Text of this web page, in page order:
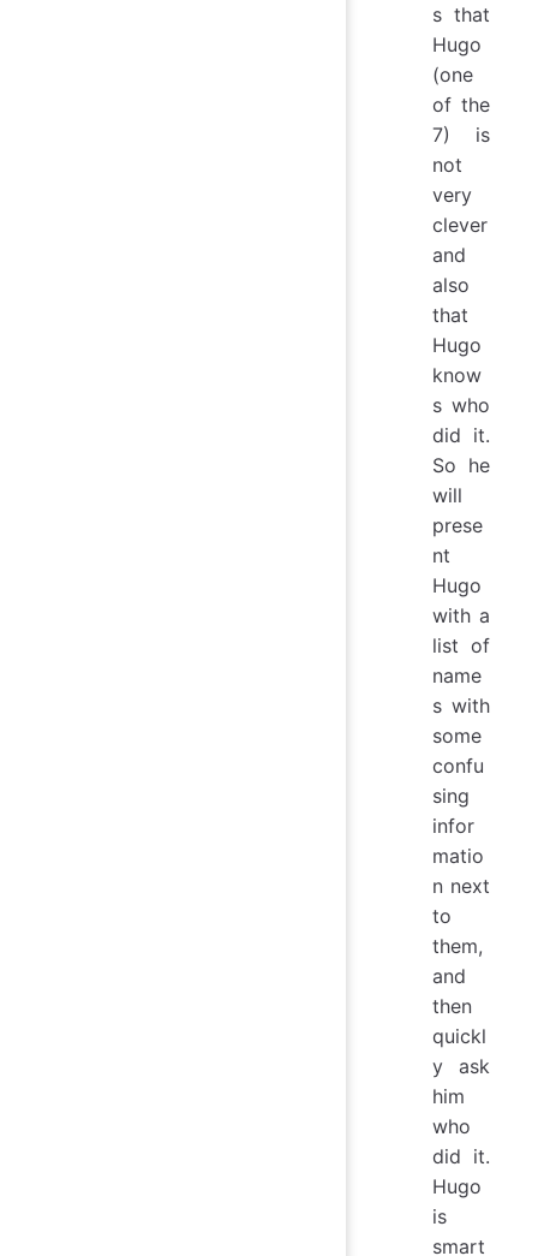
s that
Hugo
(one
of the
7) is
not
very
clever
and
also
that
Hugo
know
s who
did it.
So he
will
prese
nt
Hugo
with a
list of
name
s with
some
confu
sing
infor
matio
n next
to
them,
and
then
quickl
y ask
him
who
did it.
Hugo
is
smart